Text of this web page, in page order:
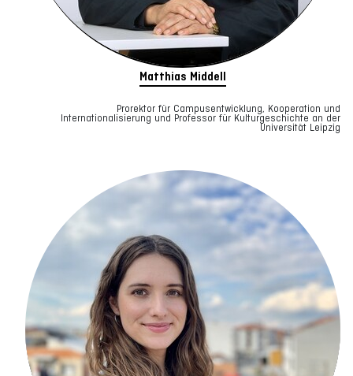
Matthias Middell
Prorektor für Campusentwicklung, Kooperation und
Internationalisierung und Professor für Kulturgeschichte an der
Universität Leipzig